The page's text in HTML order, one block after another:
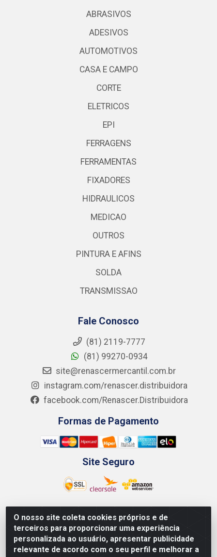
O nosso site coleta cookies próprios e de
terceiros para proporcionar uma experiência
personalizada ao usuário, apresentar publicidade
relevante de acordo com o seu perfil e melhorar a
ABRASIVOS
ADESIVOS
AUTOMOTIVOS
CASA E CAMPO
CORTE
ELETRICOS
EPI
FERRAGENS
FERRAMENTAS
FIXADORES
HIDRAULICOS
MEDICAO
OUTROS
PINTURA E AFINS
SOLDA
TRANSMISSAO
Fale Conosco
(81) 2119-7777
(81) 99270-0934
site@renascermercantil.com.br
instagram.com/renascer.distribuidora
facebook.com/Renascer.Distribuidora
Formas de Pagamento
Site Seguro
Renascer Distribuidora - Rua São Miguel, 1845 -
Afogados - Recife / PE - CEP 50850-000 - CNPJ
07.264.693/0001-79